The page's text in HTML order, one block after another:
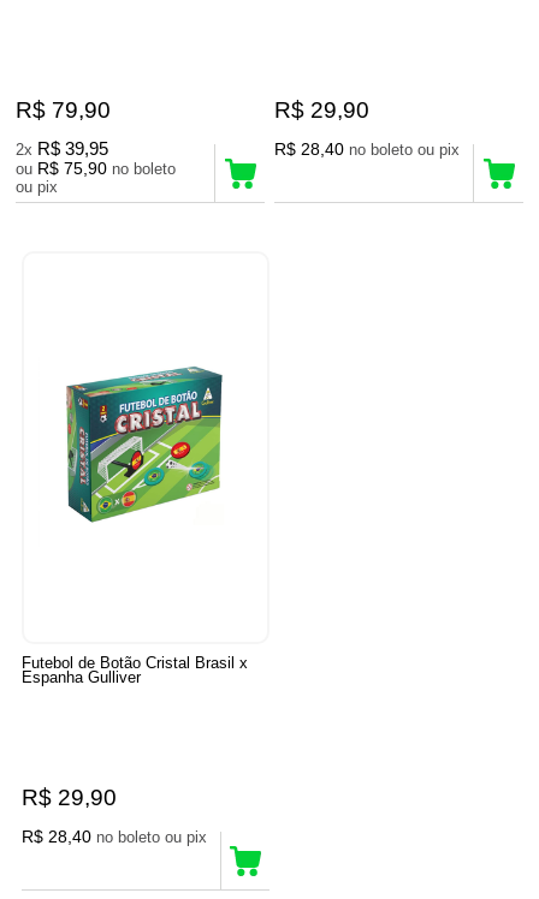
R$ 79,90
2x R$ 39,95
ou R$ 75,90 no boleto
ou pix
R$ 29,90
R$ 28,40 no boleto ou pix
Futebol de Botão Cristal Brasil x
Espanha Gulliver
R$ 29,90
R$ 28,40 no boleto ou pix